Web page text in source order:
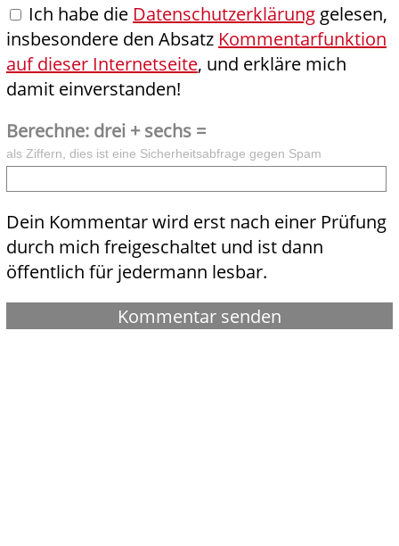
Ich habe die Datenschutzerklärung gelesen,
insbesondere den Absatz Kommentarfunktion
auf dieser Internetseite, und erkläre mich
damit einverstanden!
Berechne: drei + sechs =
als Ziffern, dies ist eine Sicherheitsabfrage gegen Spam
Dein Kommentar wird erst nach einer Prüfung
durch mich freigeschaltet und ist dann
öffentlich für jedermann lesbar.